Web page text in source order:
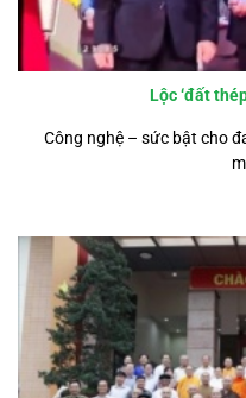
Lộc ‘đất
Công nghệ – sức bật cho